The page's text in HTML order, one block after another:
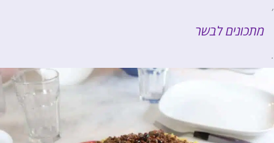
,
מתכונים לבשר
.